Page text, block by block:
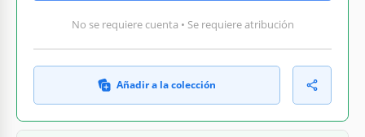
No se requiere cuenta • Se requiere atribución
Añadir a la colección